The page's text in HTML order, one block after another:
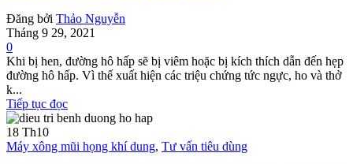
Đăng bởi Thảo Nguyễn
Tháng 9 29, 2021
0
Khi bị hen, đường hô hấp sẽ bị viêm hoặc bị kích thích dẫn đến hẹp
đường hô hấp. Vì thế xuất hiện các triệu chứng tức ngực, ho và thở
k...
Tiếp tục đọc
18 Th10
Máy xông mũi họng khí dung, Tư vấn tiêu dùng